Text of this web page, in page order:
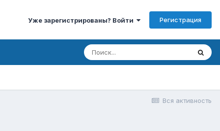
Уже зарегистрированы? Войти Регистрация
Вся активность